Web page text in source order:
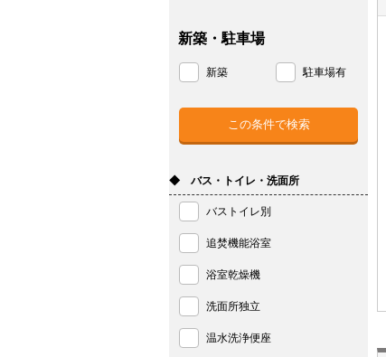
新築・駐車場
新築 駐車場有
◆ バス・トイレ・洗面所
バストイレ別
追焚機能浴室
浴室乾燥機
洗面所独立
温水洗浄便座